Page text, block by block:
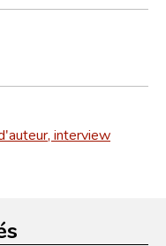
interview